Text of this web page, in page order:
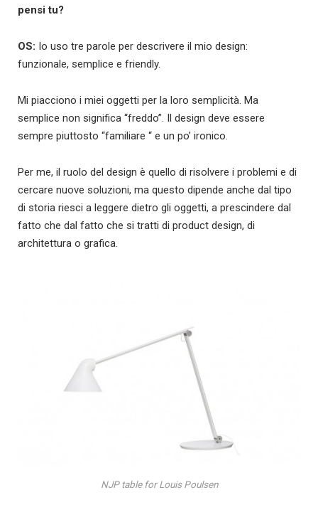
pensi tu?
OS: Io uso tre parole per descrivere il mio design:
funzionale, semplice e friendly.
Mi piacciono i miei oggetti per la loro semplicità. Ma
semplice non significa “freddo”. Il design deve essere
sempre piuttosto “familiare “ e un po’ ironico.
Per me, il ruolo del design è quello di risolvere i problemi e di
cercare nuove soluzioni, ma questo dipende anche dal tipo
di storia riesci a leggere dietro gli oggetti, a prescindere dal
fatto che dal fatto che si tratti di product design, di
architettura o grafica.
NJP table for Louis Poulsen